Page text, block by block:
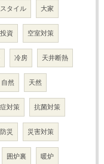
タイル 大家
資 空室対策
冷房 天井断熱
自然 天然
対策 抗菌対策
防災 災害対策
囲炉裏 暖炉